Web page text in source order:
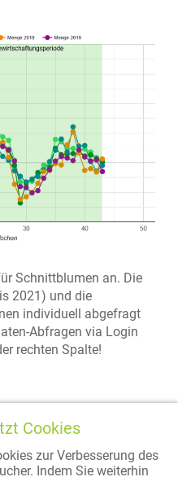
Cookies
zur Verbesserung des
Indem Sie weiterhin
Schnittblumen an. Die
2021) und die
individuell abgefragt
Abfragen via Login
rechten Spalte!